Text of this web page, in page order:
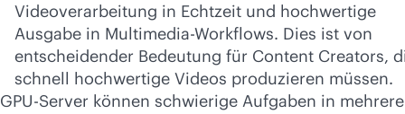
Videoverarbeitung in Echtzeit und hochwertige
Ausgabe in Multimedia-Workflows. Dies ist von
entscheidender Bedeutung für Content Creators,
schnell hochwertige Videos produzieren müssen.
GPU-Server können schwierige Aufgaben in